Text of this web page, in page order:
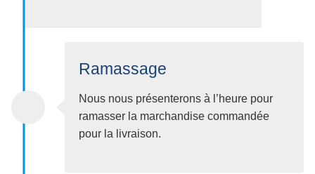
Ramassage
Nous nous présenterons à l’heure pour
ramasser la marchandise commandée
pour la livraison.